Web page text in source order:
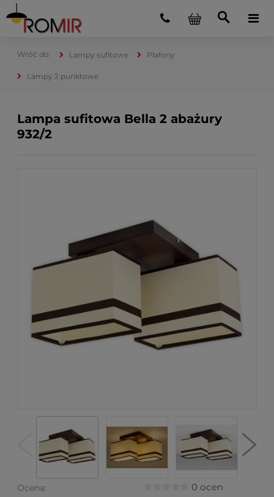
Lampy sufitowe Plafony
Lampy 2 punktowe
Lampa sufitowa Bella 2 abażury
932/2
Ocena: 0 ocen